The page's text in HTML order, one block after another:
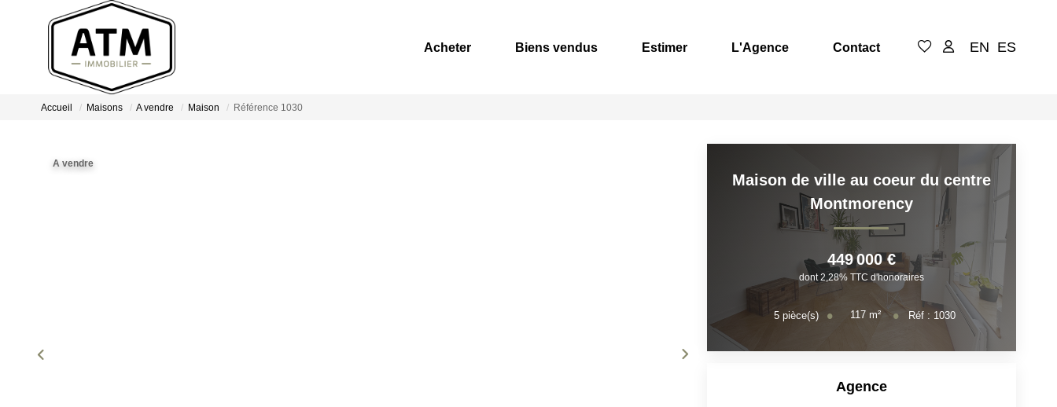
Acheter Biens vendus Estimer L'Agence Contact EN ES
Accueil Maisons A vendre Maison Référence 1030
A vendre
Maison de ville au coeur du centre
Montmorency
449 000 €
dont 2,28% TTC d'honoraires
5 pièce(s) 117 m² Réf : 1030
Agence